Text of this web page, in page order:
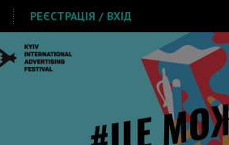
РЕЄСТРАЦІЯ / ВХІД